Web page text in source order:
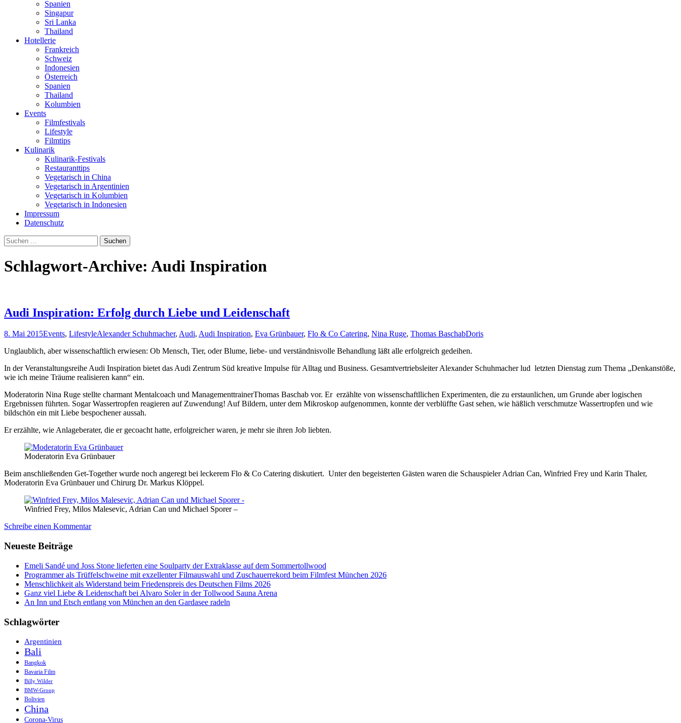
Spanien
Singapur
Sri Lanka
Thailand
Hotellerie
Frankreich
Schweiz
Indonesien
Österreich
Spanien
Thailand
Kolumbien
Events
Filmfestivals
Lifestyle
Filmtips
Kulinarik
Kulinarik-Festivals
Restauranttips
Vegetarisch in China
Vegetarisch in Argentinien
Vegetarisch in Kolumbien
Vegetarisch in Indonesien
Impressum
Datenschutz
Suchen
nach:
Schlagwort-Archive: Audi Inspiration
Audi Inspiration: Erfolg durch Liebe und Leidenschaft
8. Mai 2015Events, LifestyleAlexander Schuhmacher, Audi, Audi Inspiration, Eva Grünbauer, Flo & Co Catering, Nina Ruge, Thomas BaschabDoris
Unglaublich, aber wissenschaftlich erwiesen: Ob Mensch, Tier, oder Blume, liebe- und verständnisvolle Behandlung läßt alle erfolgreich gedeihen.
In der Veranstaltungsreihe Audi Inspiration bietet das Audi Zentrum Süd kreative Impulse für Alltag und Business. Gesamtvertriebsleiter Alexander Schuhmacher lud letzten Dienstag zum Thema „Denkanstöße,
wie ich meine Träume realisieren kann“ ein.
Moderatorin Nina Ruge stellte charmantMentalcoach und ManagementtrainerThomas Baschab vor. Er erzählte von wissenschaftllichen Experimenten, die zu erstaunlichen, um Grunde aber logischen
Ergebnissen führten. Sogar Wassertropfen reagieren auf Zuwendung! Auf Bildern, unter dem Mikroskop aufgenommen, konnte der verblüffte Gast sehen, wie häßlich verschmutze Wassertropfen und wie
bildschön ein mit Liebe bespochener aussah.
Er erzählte, wie Anlageberater, die er gecoacht hatte, erfolgreicher waren, je mehr sie ihren Job liebten.
Moderatorin Eva Grünbauer
Beim anschließenden Get-Together wurde noch angeregt bei leckerem Flo & Co Catering diskutiert. Unter den begeisterten Gästen waren die Schauspieler Adrian Can, Winfried Frey und Karin Thaler,
Moderatorin Eva Grünbauer und Chirurg Dr. Markus Klöppel.
Winfried Frey, Milos Malesevic, Adrian Can und Michael Sporer –
Schreibe einen Kommentar
Neueste Beiträge
Emeli Sandé und Joss Stone lieferten eine Soulparty der Extraklasse auf dem Sommertollwood
Programmer als Trüffelschweine mit exzellenter Filmauswahl und Zuschauerrekord beim Filmfest München 2026
Menschlichkeit als Widerstand beim Friedenspreis des Deutschen Films 2026
Ganz viel Liebe & Leidenschaft bei Alvaro Soler in der Tollwood Sauna Arena
An Inn und Etsch entlang von München an den Gardasee radeln
Schlagwörter
Argentinien
Bali
Bangkok
Bavaria Film
Billy Wilder
BMW-Group
Bolivien
China
Corona-Virus